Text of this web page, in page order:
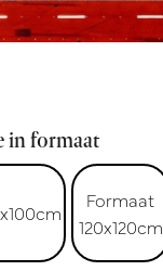
in formaat
Formaat
120x120cm